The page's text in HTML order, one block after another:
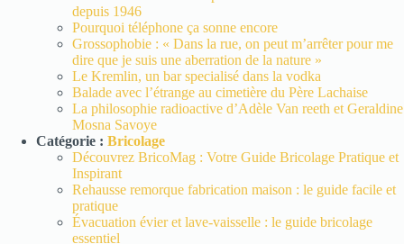
depuis 1946
Pourquoi téléphone ça sonne encore
Grossophobie : « Dans la rue, on peut m’arrêter pour me
dire que je suis une aberration de la nature »
Le Kremlin, un bar specialisé dans la vodka
Balade avec l’étrange au cimetière du Père Lachaise
La philosophie radioactive d’Adèle Van reeth et Geraldine
Mosna Savoye
Catégorie : Bricolage
Découvrez BricoMag : Votre Guide Bricolage Pratique et
Inspirant
Rehausse remorque fabrication maison : le guide facile et
pratique
Évacuation évier et lave-vaisselle : le guide bricolage
essentiel